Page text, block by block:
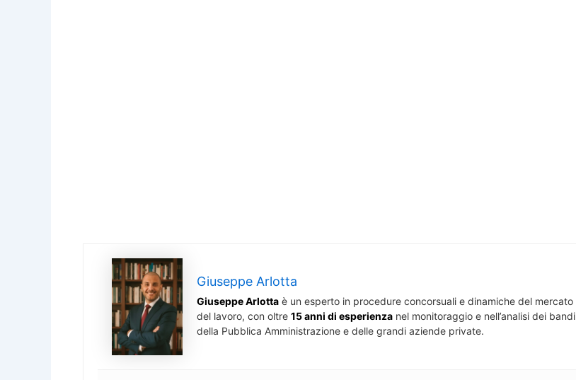
Giuseppe Arlotta
Giuseppe Arlotta è un esperto in procedure concorsuali e dinamiche del mercato
del lavoro, con oltre 15 anni di esperienza nel monitoraggio e nell’analisi dei bandi
della Pubblica Amministrazione e delle grandi aziende private.